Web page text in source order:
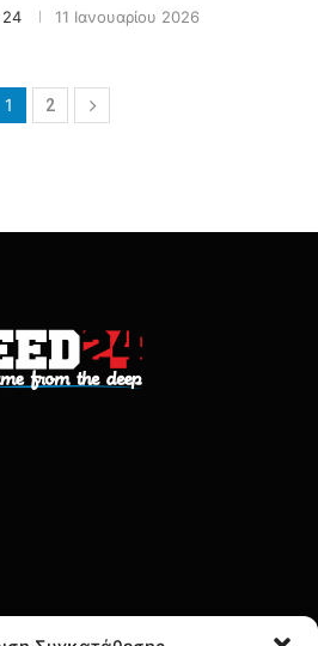
11 Ιανουαρίου 2026
1 2